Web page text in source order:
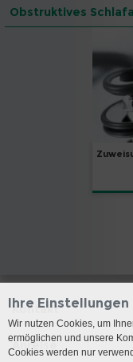
Obstruktives
Kontakt
Anreise
Ihre
Wir nutzen Cookies, um
ermöglichen und unsere
Cookies werden nur